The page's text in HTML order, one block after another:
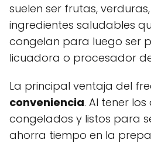
suelen ser frutas,
ingredientes saludables
congelan para luego ser
licuadora o procesador
La principal ventaja del
conveniencia. Al tener
congelados y listos para
ahorra tiempo en la